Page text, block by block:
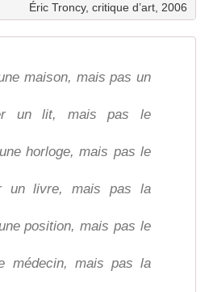
Éric Troncy, critique d’art, 2006
maison, mais pas un
un lit, mais pas le
horloge, mais pas le
un livre, mais pas la
position, mais pas le
médecin, mais pas la